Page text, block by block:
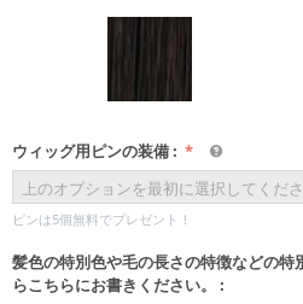
ウィッグ用ピンの装備:
ピンは5個無料でプレゼント！
髪色の特別色や毛の長さの特徴などの特
らこちらにお書きください。 :